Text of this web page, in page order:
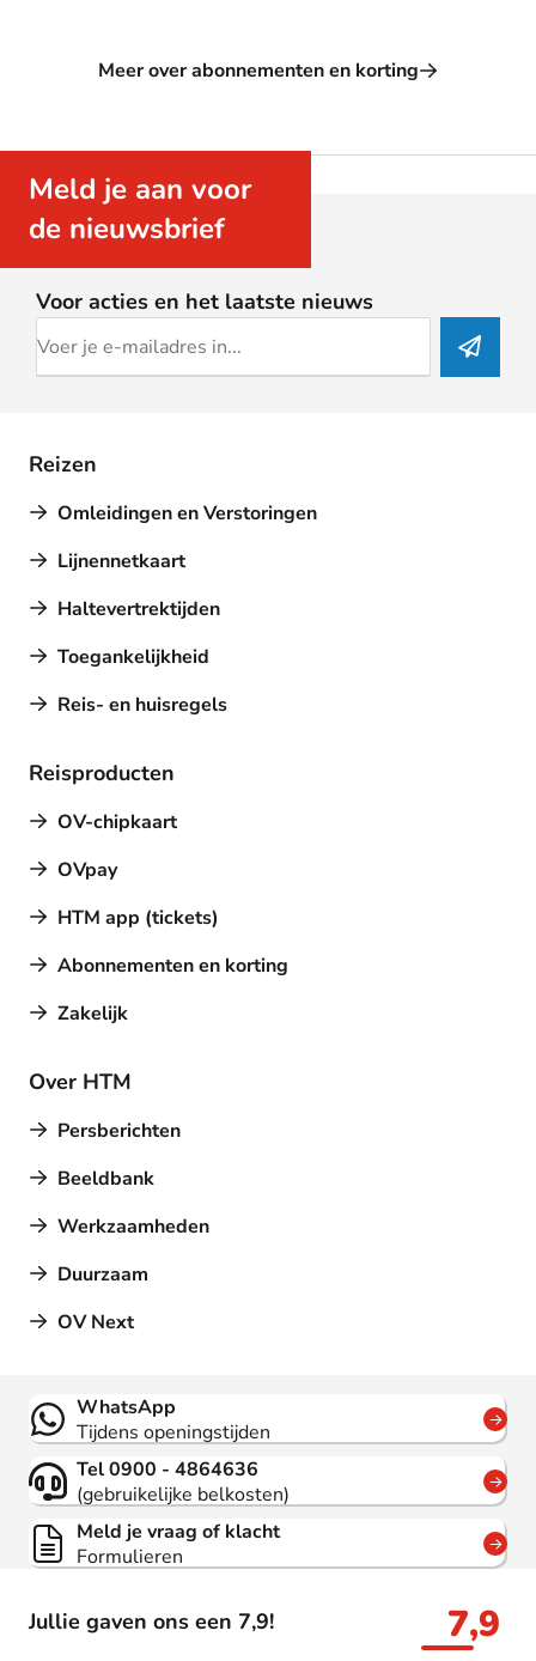
Meer over abonnementen en korting
Meld je aan voor
de nieuwsbrief
Voor acties en het laatste nieuws
Reizen
Omleidingen en Verstoringen
Lijnennetkaart
Haltevertrektijden
Toegankelijkheid
Reis- en huisregels
Reisproducten
OV-chipkaart
OVpay
HTM app (tickets)
Abonnementen en korting
Zakelijk
Over HTM
Persberichten
Beeldbank
Werkzaamheden
Duurzaam
OV Next
Jullie gaven ons een 7,9! 7,9
Contact
WhatsApp
Tijdens openingstijden
Tel 0900 - 4864636
(gebruikelijke belkosten)
Meld je vraag of klacht
Formulieren